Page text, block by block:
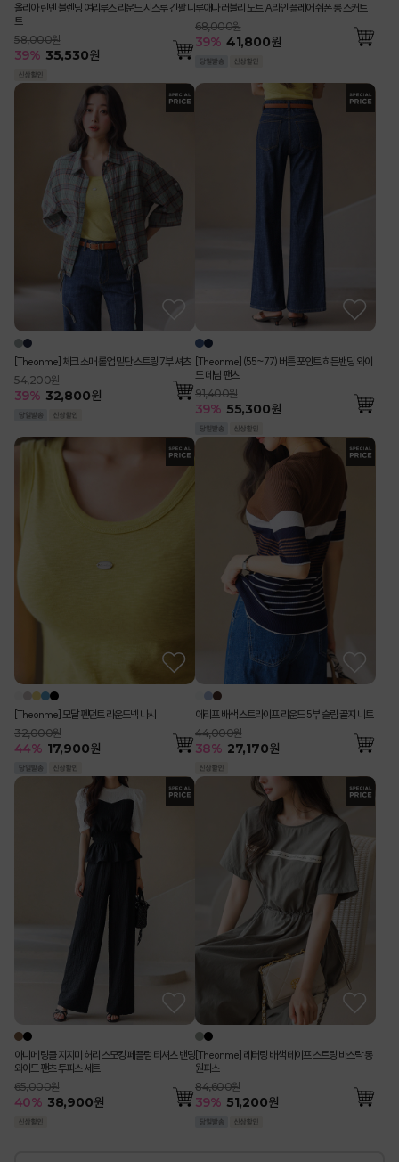
올리아 린넨 블렌딩 여리루즈 라운드 시스루 긴팔 니
트
58,000원
39% 35,530원
루애나 러블리 도트 A라인 플레어 쉬폰 롱 스커트
68,000원
39% 41,800원
[Theonme] 체크 소매 롤업 밑단 스트링 7부 셔츠
54,200원
39% 32,800원
[Theonme] (55~77) 버튼 포인트 히든밴딩 와이
드 데님 팬츠
91,400원
39% 55,300원
[Theonme] 모달 펜던트 라운드넥 나시
32,000원
44% 17,900원
에리프 배색 스트라이프 라운드 5부 슬림 골지 니트
44,000원
38% 27,170원
아니메 링클 지지미 허리 스모킹 페플럼 티셔츠 밴딩
와이드 팬츠 투피스 세트
65,000원
40% 38,900원
[Theonme] 레터링 배색 테이프 스트링 바스락 롱
원피스
84,600원
39% 51,200원